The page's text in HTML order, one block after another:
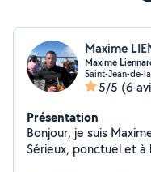
Maxime
Maxime
Saint-Jean-de-
5/5 (6
Présentation
Bonjour, je suis
Sérieux, ponctuel et